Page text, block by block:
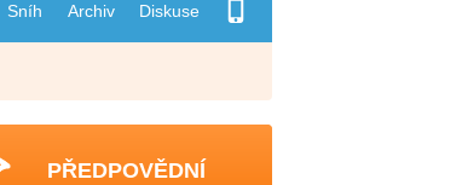
Sníh Archiv Diskuse
PŘEDPOVĚDNÍ